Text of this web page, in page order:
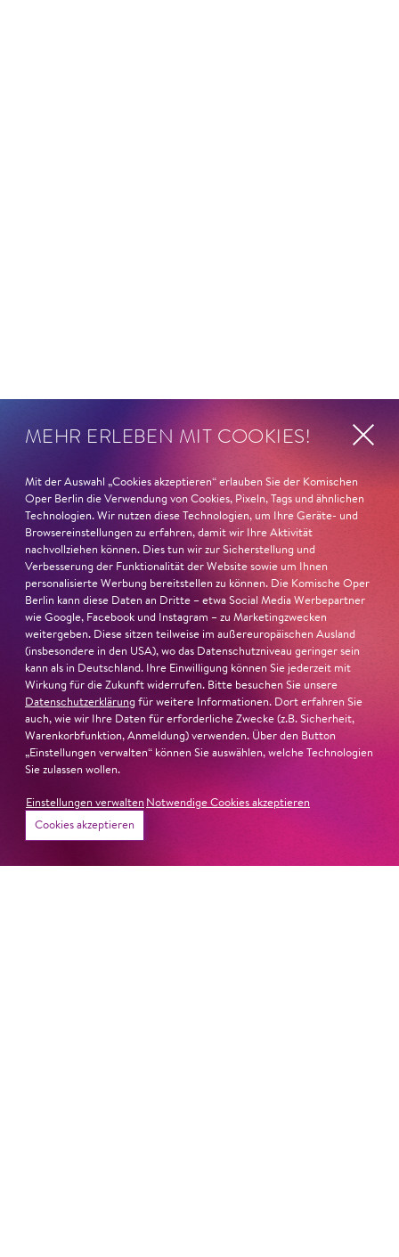
Wir sind der Meinung, dass jedes Kind einzigartig ist
und besondere Talente hat. DieHeinz und Heide Dürr
Stiftungsieht das genauso und verfolgt seit vielen
Jahren den Early Excellence-Ansatz, der davon ausgeht,
die Potenziale jedes Kindes zu fördern und Eltern in
Bildungsprozesse einzubeziehen. Seit vielen Jahren
können wir gemeinsam Opernworkshops für Kinder und
ihre Eltern anbieten. Außerdem unterstützt die Stiftung
das ProjektPeter und der Wolf
MEHR ERLEBEN MIT COOKIES!
Mit der Auswahl „Cookies akzeptieren“ erlauben Sie der Komischen
Oper Berlin die Verwendung von Cookies, Pixeln, Tags und ähnlichen
Technologien. Wir nutzen diese Technologien, um Ihre Geräte- und
Browsereinstellungen zu erfahren, damit wir Ihre Aktivität
nachvollziehen können. Dies tun wir zur Sicherstellung und
Verbesserung der Funktionalität der Website sowie um Ihnen
personalisierte Werbung bereitstellen zu können. Die Komische Oper
Berlin kann diese Daten an Dritte – etwa Social Media Werbepartner
wie Google, Facebook und Instagram – zu Marketingzwecken
weitergeben. Diese sitzen teilweise im außereuropäischen Ausland
(insbesondere in den USA), wo das Datenschutzniveau geringer sein
kann als in Deutschland. Ihre Einwilligung können Sie jederzeit mit
Wirkung für die Zukunft widerrufen. Bitte besuchen Sie unsere
Datenschutzerklärung für weitere Informationen. Dort erfahren Sie
auch, wie wir Ihre Daten für erforderliche Zwecke (z.B. Sicherheit,
Warenkorbfunktion, Anmeldung) verwenden. Über den Button
„Einstellungen verwalten“ können Sie auswählen, welche Technologien
Sie zulassen wollen.
Einstellungen verwalten Notwendige Cookies akzeptieren
Cookies akzeptieren